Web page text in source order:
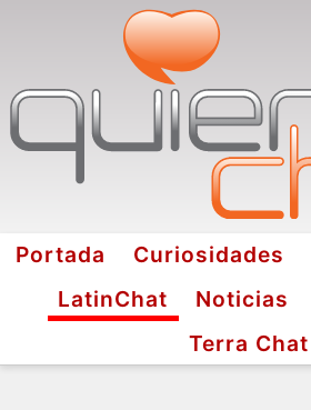
Portada Curiosidades
LatinChat
Noticias
Terra Chat